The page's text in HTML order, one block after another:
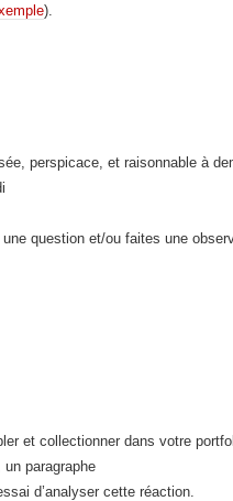
).
perspicace, et raisonnable à
question et/ou faites une
et collectionner dans votre
paragraphe
d’analyser cette réaction.